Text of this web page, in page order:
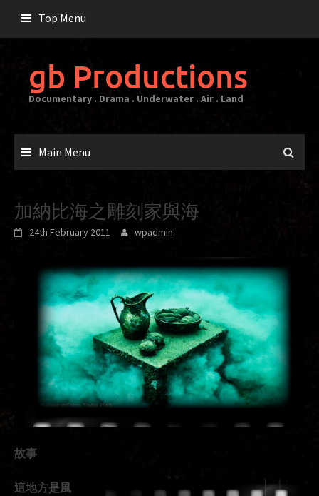
content
Top Menu
gb Productions
Documentary . Drama . Underwater . Air . Land
Main Menu
加納比海之雕刻家與海
24th February 2011 wpadmin
故事
這地方是風